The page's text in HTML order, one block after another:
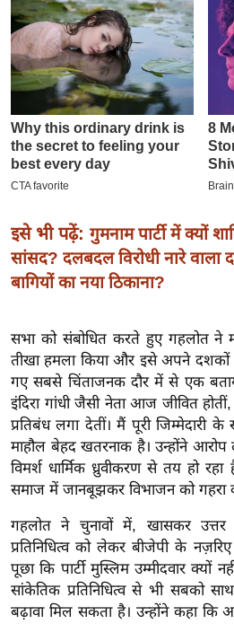
ई
-
पे
प
मि
सा
ल
बे
मि
सा
ख्सि
य
त
यं
ग
इं
डि
सा
हि
त्य
ज
इसे भी पढ़ें: गुमनाम पार्टी में क्यों
सांसद? दलबदल विरोधी नारे
बागियों का नया ठिकाना?
सभा को संबोधित करते हुए गहलोत ने
तीखा हमला किया और इसे अपने
गए सबसे चिंताजनक दौर में से एक
इंदिरा गांधी जैसी नेता आज जीवित
प्रतिबंध लगा देतीं। मैं पूरी
माहौल बेहद खतरनाक है। उन्होंने आरोप
विमर्श धार्मिक ध्रुवीकरण से तय हो
समाज में जानबूझकर विभाजन को गहरा
गहलोत ने चुनावों में, खासकर
प्रतिनिधित्व को लेकर बीजेपी के
पूछा कि पार्टी मुस्लिम उम्मीदवार क्यों
सांकेतिक प्रतिनिधित्व से भी सबको
बढ़ावा मिल सकता है। उन्होंने कहा